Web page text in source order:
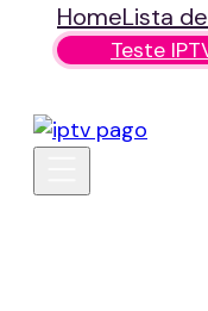
HomeLista
Teste